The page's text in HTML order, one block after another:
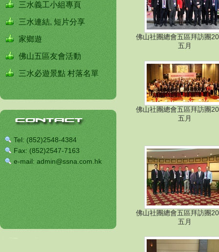
三水義工小組專頁
三水連結, 短片分享
家鄉遊
佛山五區友會活動
三水必遊景點 村落名單
Tel: (852)2548-4384
Fax: (852)2547-7163
e-mail: admin@ssna.com.hk
佛山社團總會五區拜訪團
五月
佛山社團總會五區拜訪團
五月
佛山社團總會五區拜訪團
五月